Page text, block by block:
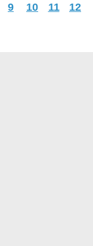
9 10 11
12